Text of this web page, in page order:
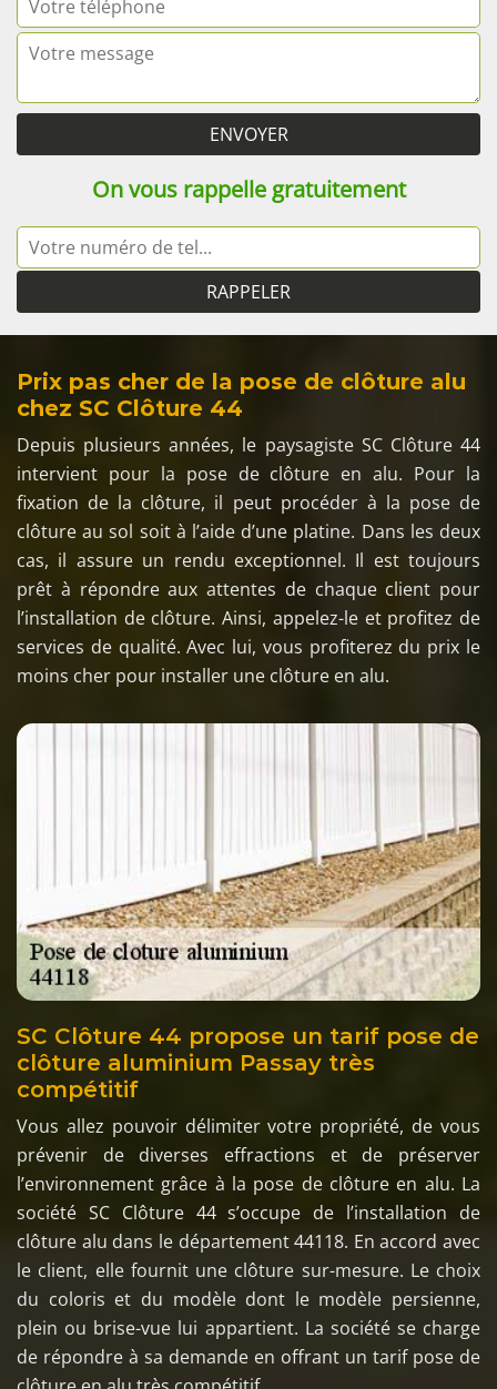
On vous rappelle gratuitement
Prix pas cher de la pose de clôture alu
chez SC Clôture 44
Depuis plusieurs années, le paysagiste SC Clôture 44
intervient pour la pose de clôture en alu. Pour la
fixation de la clôture, il peut procéder à la pose de
clôture au sol soit à l’aide d’une platine. Dans les deux
cas, il assure un rendu exceptionnel. Il est toujours
prêt à répondre aux attentes de chaque client pour
l’installation de clôture. Ainsi, appelez-le et profitez de
services de qualité. Avec lui, vous profiterez du prix le
moins cher pour installer une clôture en alu.
SC Clôture 44 propose un tarif pose de
clôture aluminium Passay très
compétitif
Vous allez pouvoir délimiter votre propriété, de vous
prévenir de diverses effractions et de préserver
l’environnement grâce à la pose de clôture en alu. La
société SC Clôture 44 s’occupe de l’installation de
clôture alu dans le département 44118. En accord avec
le client, elle fournit une clôture sur-mesure. Le choix
du coloris et du modèle dont le modèle persienne,
plein ou brise-vue lui appartient. La société se charge
de répondre à sa demande en offrant un tarif pose de